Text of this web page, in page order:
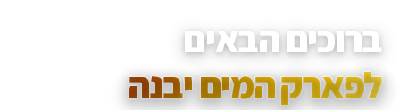
ברוכים הבאים
לפארק המים יבנה